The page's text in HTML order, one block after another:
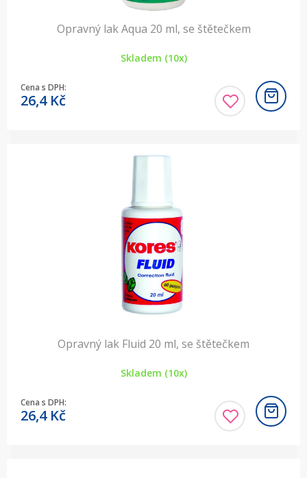
Opravný lak Aqua 20 ml, se štětečkem
Skladem (10x)
Cena s DPH:
26,4 Kč
Opravný lak Fluid 20 ml, se štětečkem
Skladem (10x)
Cena s DPH:
26,4 Kč